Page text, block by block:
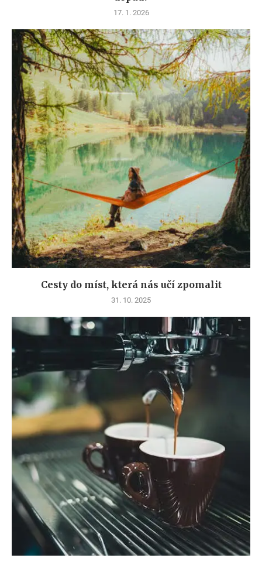
17. 1. 2026
Cesty do míst, která nás učí zpomalit
31. 10. 2025